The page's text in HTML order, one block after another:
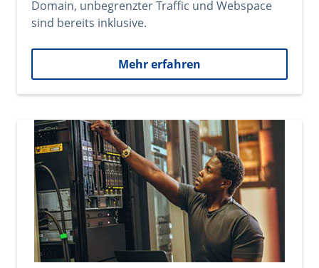
Domain, unbegrenzter Traffic und Webspace
sind bereits inklusive.
Mehr erfahren